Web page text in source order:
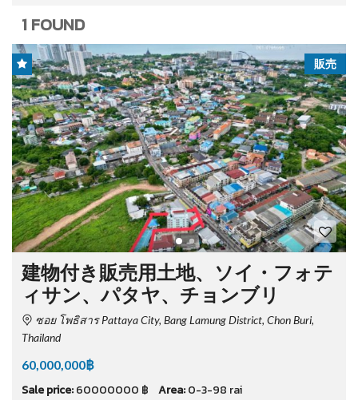
1 FOUND
販売
建物付き販売用土地、ソイ・フォテ
ィサン、パタヤ、チョンブリ
ซอย โพธิสาร Pattaya City, Bang Lamung District, Chon Buri,
Thailand
60,000,000฿
Sale price:60000000 ฿ Area:0-3-98 rai